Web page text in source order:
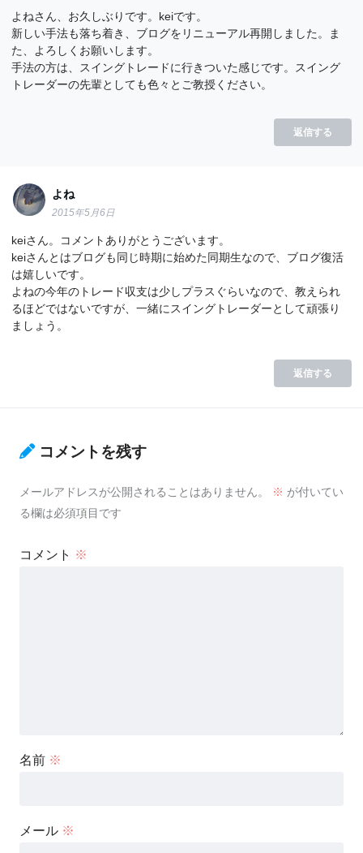
よねさん、お久しぶりです。keiです。
新しい手法も落ち着き、ブログをリニューアル再開しました。ま
た、よろしくお願いします。
手法の方は、スイングトレードに行きついた感じです。スイング
トレーダーの先輩としても色々とご教授ください。
返信する
よね
2015年5月6日
keiさん。コメントありがとうございます。
keiさんとはブログも同じ時期に始めた同期生なので、ブログ復活
は嬉しいです。
よねの今年のトレード収支は少しプラスぐらいなので、教えられ
るほどではないですが、一緒にスイングトレーダーとして頑張り
ましょう。
返信する
コメントを残す
メールアドレスが公開されることはありません。 ※ が付いてい
る欄は必須項目です
コメント ※
名前 ※
メール ※